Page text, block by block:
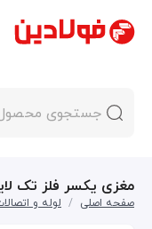
مغزی یکسر فلز تک
صفحه اصلی / لوله و